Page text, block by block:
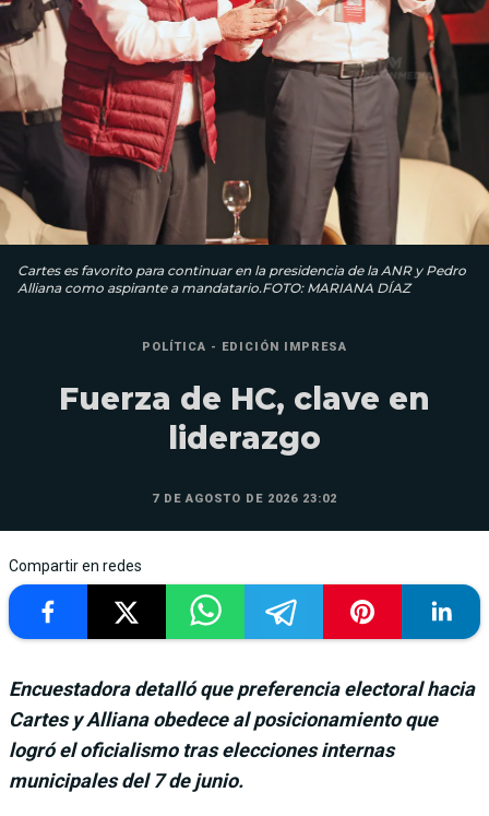
Cartes es favorito para continuar en la presidencia de la ANR y Pedro
Alliana como aspirante a mandatario.FOTO: MARIANA DÍAZ
POLÍTICA - EDICIÓN IMPRESA
Fuerza de HC, clave en
liderazgo
7 DE AGOSTO DE 2026 23:02
Compartir en redes
Encuestadora detalló que preferencia electoral hacia
Cartes y Alliana obedece al posicionamiento que
logró el oficialismo tras elecciones internas
municipales del 7 de junio.